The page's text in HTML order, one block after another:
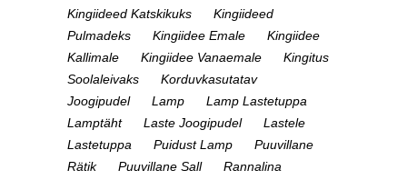
Kingiideed Katskikuks
Kingiideed
Pulmadeks
Kingiidee Emale
Kingiidee
Kallimale
Kingiidee Vanaemale
Kingitus
Soolaleivaks
Korduvkasutatav
Joogipudel
Lamp
Lamp Lastetuppa
Lamptäht
Laste Joogipudel
Lastele
Lastetuppa
Puidust Lamp
Puuvillane
Rätik
Puuvillane Sall
Rannalina